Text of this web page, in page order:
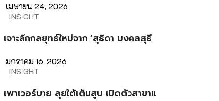
เมษายน 24, 2026
INSIGHT
เจาะลึกกลยุทธ์ใหม่จาก ‘สุธิดา มงคลสุธี
มกราคม 16, 2026
INSIGHT
เพาเวอร์บาย ลุยใต้เต็มสูบ เปิดตัวสาขาแ